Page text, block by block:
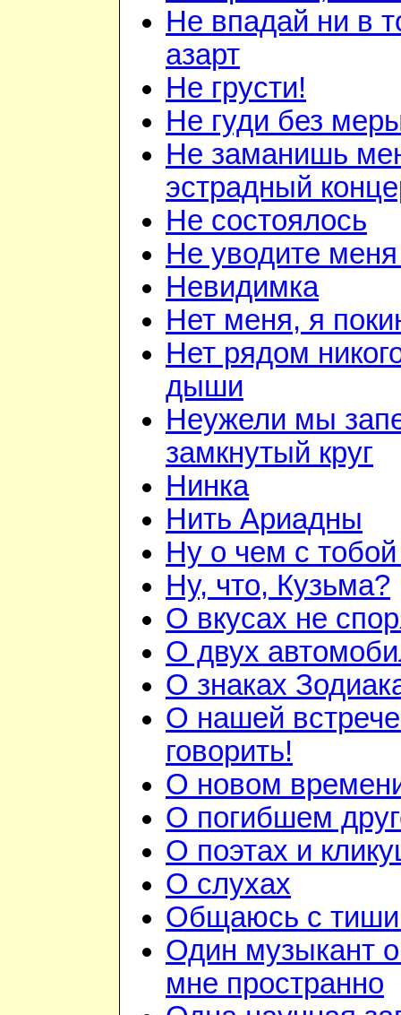
Не впадай ни в
азарт
Не грусти!
Не гуди без
Не заманишь
эстрадный
Не состоялось
Не уводите
Невидимка
Нет меня, я
Нет рядом
дыши
Неужели мы
замкнутый круг
Нинка
Нить Ариадны
Ну о чем с тобой
Ну, что, Кузьма?
О вкусах не
О двух
О знаках
О нашей
говорить!
О новом
О погибшем
О поэтах и
О слухах
Общаюсь с
Один музыкант
мне пространно